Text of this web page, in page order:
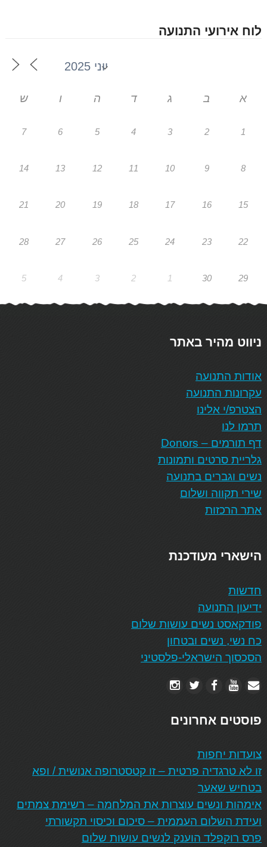
לוח אירועי התנועה
א ב ג ד ה ו ש
1
2
3
4
5
6
7
8
9
10
11
12
13
14
15
16
17
18
19
20
21
22
23
24
25
26
27
28
29
30
1
2
3
4
5
ניווט מהיר באתר
אודות התנועה
עקרונות התנועה
הצטרפ/י אלינו
תרמו לנו
דף תורמים – Donors
גלריית סרטים ותמונות
נשים וגברים בתנועה
שירי תקווה ושלום
אתר הרכזות
הישארי מעודכנת
חדשות
ידיעון התנועה
פודקאסט נשים עושות שלום
כח נשי, נשים ובטחון
הסכסוך הישראלי-פלסטיני
פוסטים אחרונים
צועדות יחפות
זו לא טרגדיה פרטית – זו קטסטרופה אנושית / ופא
בטחיש שאער
אימהות ונשים עוצרות את המלחמה – רשימת צמתים
ועידת השלום העממית – סיכום וכיסוי תקשורתי
פרס רוקפלד הוענק לנשים עושות שלום